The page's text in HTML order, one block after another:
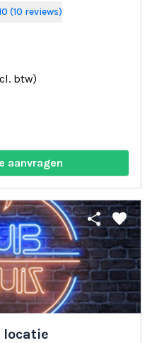
9.7/10 (10 reviews)
btw)
aanvragen
share favorite
locatie